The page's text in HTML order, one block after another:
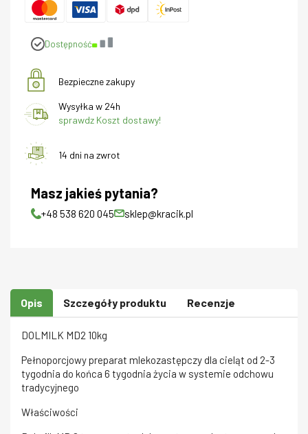
Dostępność
Bezpieczne zakupy
Wysyłka w 24h
sprawdz Koszt dostawy!
14 dni na zwrot
Masz jakieś pytania?
+48 538 620 045 sklep@kracik.pl
Opis Szczegóły produktu Recenzje
DOLMILK MD2 10kg
Pełnoporcjowy preparat mlekozastępczy dla cieląt od 2-3
tygodnia do końca 6 tygodnia życia w systemie odchowu
tradycyjnego
Właściwości